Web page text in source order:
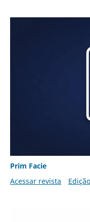
Prim Facie
Acessar revista